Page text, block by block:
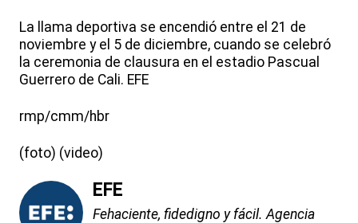
La llama deportiva se encendió entre el 21 de
noviembre y el 5 de diciembre, cuando se celebró
la ceremonia de clausura en el estadio Pascual
Guerrero de Cali. EFE
rmp/cmm/hbr
(foto) (video)
EFE
Fehaciente, fidedigno y fácil. Agencia